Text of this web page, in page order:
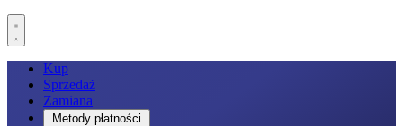
Kup
Sprzedaż
Zamiana
Metody płatności